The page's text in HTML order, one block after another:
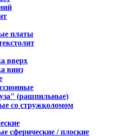
платы
вверх
вниз
(рашпильные)
со стружколомом
сферические / плоские